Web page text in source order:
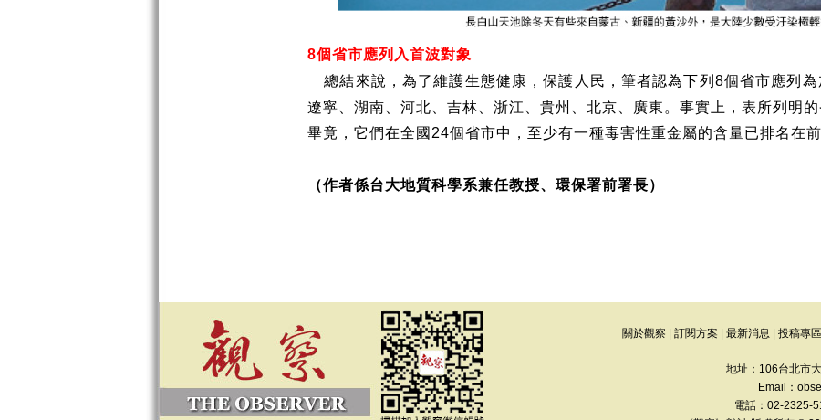
8個省市應列入首波對象
總結來說，為了維護生態健康，保護人民，筆者認為下列8個省市應列
遼寧、湖南、河北、吉林、浙江、貴州、北京、廣東。事實上，表所列明
畢竟，它們在全國24個省市中，至少有一種毒害性重金屬的含量已排名在前
（作者係台大地質科學系兼任教授、環保署前署長）
關於觀察 訂閱方案 最新消息 投稿專區
地址：106台北市
Email：
電話：02-